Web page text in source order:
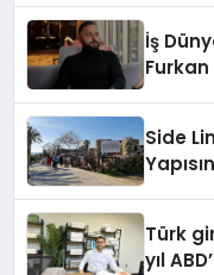
İş
Side
Türk
yıl